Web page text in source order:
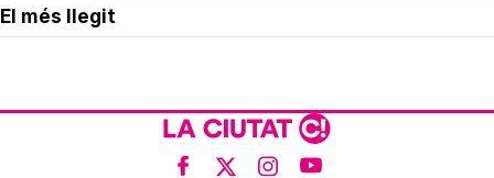
El més llegit